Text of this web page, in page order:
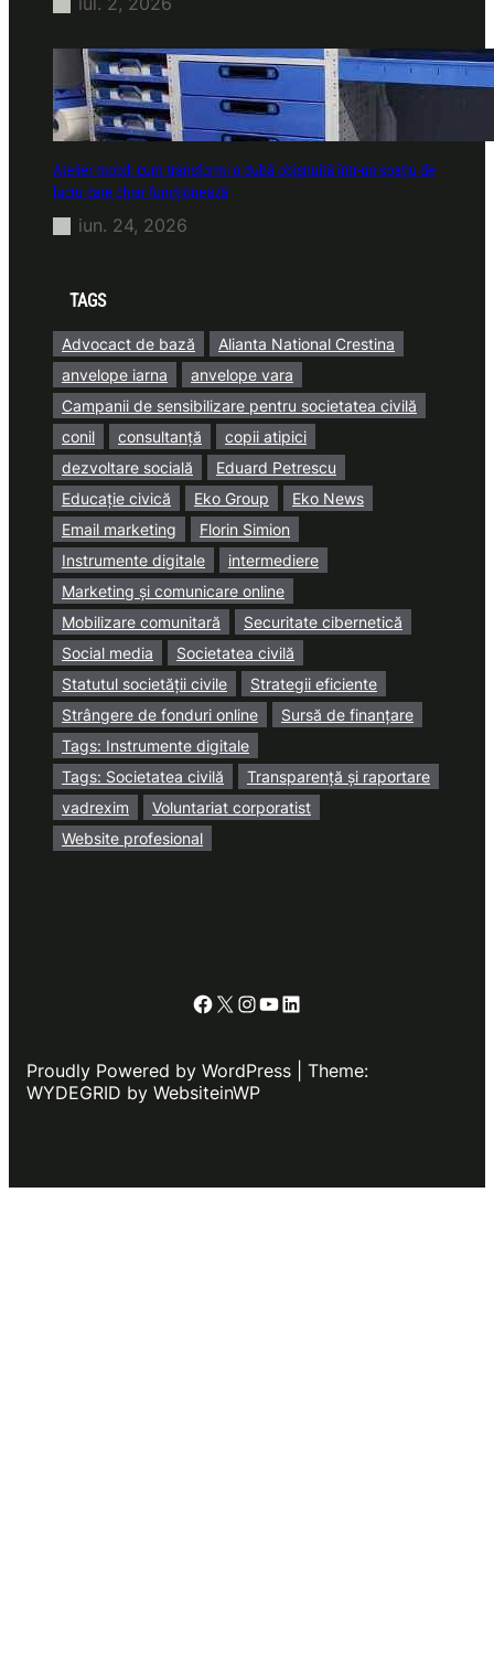
Atelier mobil: cum transformi o dubă obișnuită într-un spațiu de
lucru care chiar funcționează
iun. 24, 2026
TAGS
Advocact de bază
Alianta National Crestina
anvelope iarna
anvelope vara
Campanii de sensibilizare pentru societatea civilă
conil
consultanță
copii atipici
dezvoltare socială
Eduard Petrescu
Educație civică
Eko Group
Eko News
Email marketing
Florin Simion
Instrumente digitale
intermediere
Marketing și comunicare online
Mobilizare comunitară
Securitate cibernetică
Social media
Societatea civilă
Statutul societății civile
Strategii eficiente
Strângere de fonduri online
Sursă de finanțare
Tags: Instrumente digitale
Tags: Societatea civilă
Transparență și raportare
vadrexim
Voluntariat corporatist
Website profesional
Facebook
X Instagram
YouTube
LinkedIn
Proudly Powered by WordPress | Theme:
WYDEGRID by WebsiteinWP